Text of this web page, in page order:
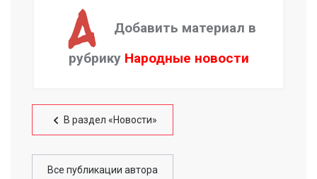
Добавить материал в
рубрику Народные новости
В раздел «Новости»
Все публикации автора